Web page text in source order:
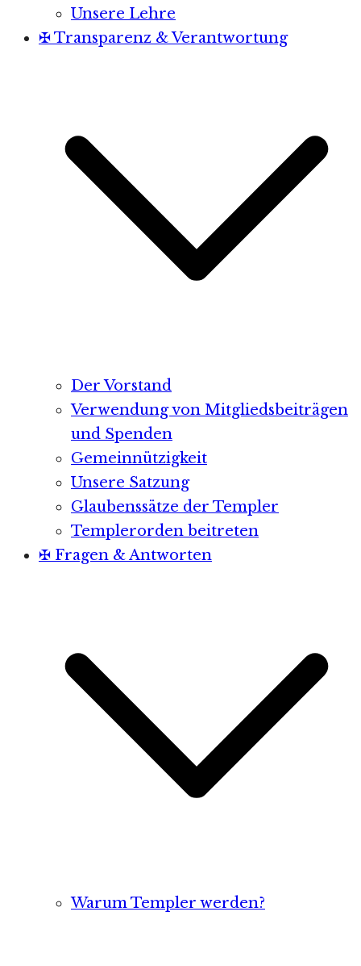
Unsere Lehre
✠ Transparenz & Verantwortung
Der Vorstand
Verwendung von Mitgliedsbeiträgen
und Spenden
Gemeinnützigkeit
Unsere Satzung
Glaubenssätze der Templer
Templerorden beitreten
✠ Fragen & Antworten
Warum Templer werden?